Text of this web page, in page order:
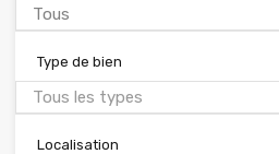
Tous
Type de bien
Tous les types
Localisation